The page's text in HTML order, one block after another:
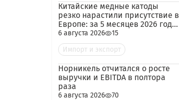
Китайские медные катоды
резко нарастили присутствие в
Европе: за 5 месяцев 2026 года
— 45 тыс. тонн
6 августа 2026
15
Импорт и экспорт
Норникель отчитался о росте
выручки и EBITDA в полтора
раза
6 августа 2026
70